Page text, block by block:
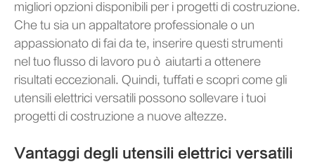
migliori opzioni disponibili per i progetti di costruzione.
Che tu sia un appaltatore professionale o un
appassionato di fai da te, inserire questi strumenti
nel tuo flusso di lavoro può aiutarti a ottenere
risultati eccezionali. Quindi, tuffati e scopri come gli
utensili elettrici versatili possono sollevare i tuoi
progetti di costruzione a nuove altezze.
Vantaggi degli utensili elettrici versatili